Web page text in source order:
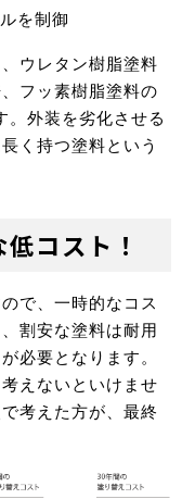
を制御
ウレタン樹脂塗料
フッ素樹脂塗料の
。外装を劣化させる
く持つ塗料という
コスト！
で、一時的なコス
割安な塗料は耐用
必要となります。
えないといけませ
考えた方が、最終